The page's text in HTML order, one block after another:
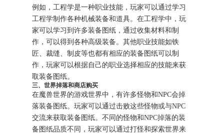
例如，工程学是一种职业技能，玩家可以通过学习
工程学制作各种机械装备和道具。在工程学中，玩
家可以学习到许多装备图纸，通过收集材料和制
作，可以得到各种高级装备。其他职业技能如铁
匠、裁缝、制皮等也都有相应的装备图纸可以制
作，玩家可以根据自己的职业选择相应的技能来获
取装备图纸。
三、世界掉落和商店购买
在魔兽世界的游戏世界中，有许多怪物和NPC会掉
落装备图纸。玩家可以通过击败这些怪物或与NPC
交流来获取装备图纸。不同的怪物和NPC掉落的装
备图纸品质不同，玩家可以通过打怪和探索世界来